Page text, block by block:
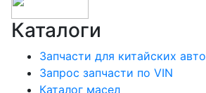
Каталоги
Запчасти для китайских авто
Запрос запчасти по VIN
Каталог масел